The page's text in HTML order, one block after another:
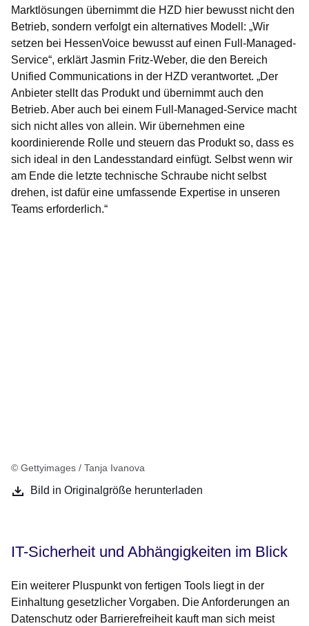
Marktlösungen übernimmt die HZD hier bewusst nicht den
Betrieb, sondern verfolgt ein alternatives Modell: „Wir
setzen bei HessenVoice bewusst auf einen Full-Managed-
Service“, erklärt Jasmin Fritz-Weber, die den Bereich
Unified Communications in der HZD verantwortet. „Der
Anbieter stellt das Produkt und übernimmt auch den
Betrieb. Aber auch bei einem Full-Managed-Service macht
sich nicht alles von allein. Wir übernehmen eine
koordinierende Rolle und steuern das Produkt so, dass es
sich ideal in den Landesstandard einfügt. Selbst wenn wir
am Ende die letzte technische Schraube nicht selbst
drehen, ist dafür eine umfassende Expertise in unseren
Teams erforderlich.“
© Gettyimages / Tanja Ivanova
Bild in Originalgröße herunterladen
IT-Sicherheit und Abhängigkeiten im Blick
Ein weiterer Pluspunkt von fertigen Tools liegt in der
Einhaltung gesetzlicher Vorgaben. Die Anforderungen an
Datenschutz oder Barrierefreiheit kauft man sich meist